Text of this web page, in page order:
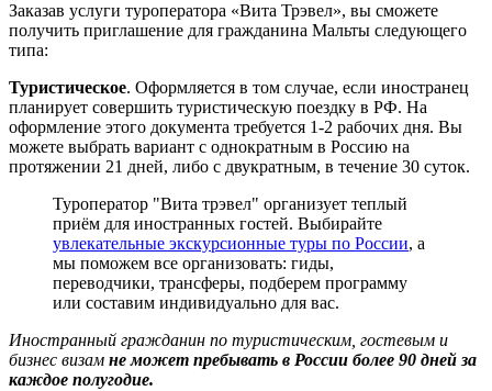
Заказав услуги туроператора «Вита Трэвел», вы сможете
получить приглашение для гражданина Мальты следующего
типа:
Туристическое. Оформляется в том случае, если иностранец
планирует совершить туристическую поездку в РФ. На
оформление этого документа требуется 1-2 рабочих дня. Вы
можете выбрать вариант с однократным в Россию на
протяжении 21 дней, либо с двукратным, в течение 30 суток.
Туроператор "Вита трэвел" организует теплый
приём для иностранных гостей. Выбирайте
увлекательные экскурсионные туры по России, а
мы поможем все организовать: гиды,
переводчики, трансферы, подберем программу
или составим индивидуально для вас.
Иностранный гражданин по туристическим, гостевым и
бизнес визам не может пребывать в России более 90 дней за
каждое полугодие.